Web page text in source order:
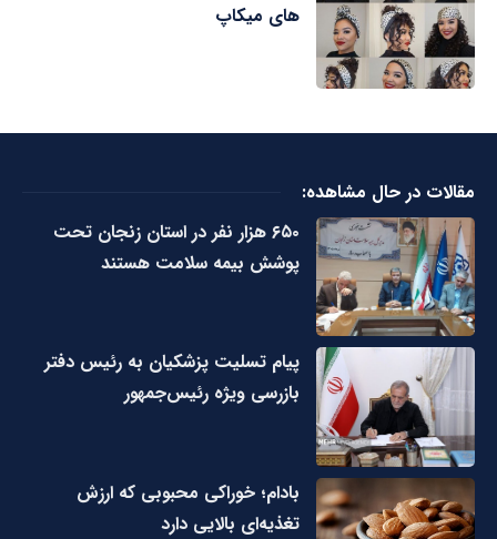
های میکاپ
مقالات در حال مشاهده:
۶۵۰ هزار نفر در استان زنجان تحت
پوشش بیمه سلامت هستند
پیام تسلیت پزشکیان به رئیس دفتر
بازرسی ویژه رئیس‌جمهور
بادام؛ خوراکی محبوبی که ارزش
تغذیه‌ای بالایی دارد